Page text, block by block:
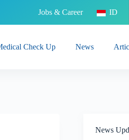
Jobs & Career ID
Check Up News
News